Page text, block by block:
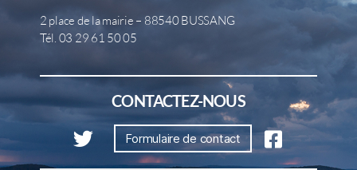
2 place de la mairie – 88540 BUSSANG
Tél. 03 29 61 50 05
CONTACTEZ-NOUS
Formulaire de contact